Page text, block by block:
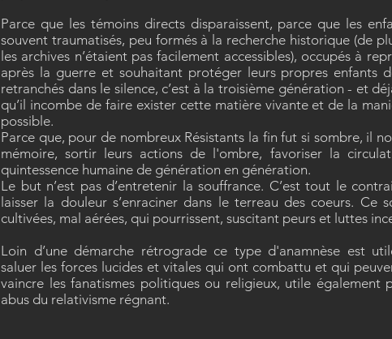
Parce que les témoins directs disparaissent, parce que les
souvent traumatisés, peu formés à la recherche historique (de
les archives n’étaient pas facilement accessibles), occupés à
après la guerre et souhaitant protéger leurs propres enfants
retranchés dans le silence, c’est à la troisième génération - et
qu’il incombe de faire exister cette matière vivante et de la
possible.
Parce que, pour de nombreux Résistants la fin fut si sombre, il
mémoire, sortir leurs actions de l'ombre, favoriser la
quintessence humaine de génération en génération.
Le but n’est pas d’entretenir la souffrance. C’est tout le
laisser la douleur s’enraciner dans le terreau des coeurs. Ce
cultivées, mal aérées, qui pourrissent, suscitant peurs et luttes
Loin d’une démarche rétrograde ce type d'anamnèse est
saluer les forces lucides et vitales qui ont combattu et qui
vaincre les fanatismes politiques ou religieux, utile également
abus du relativisme régnant.